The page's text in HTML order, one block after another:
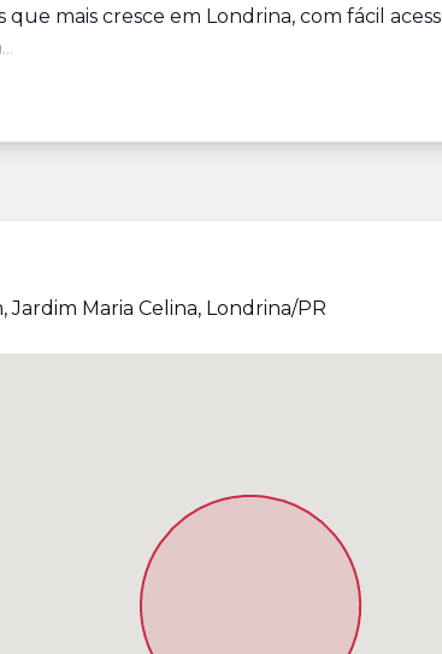
mais cresce em Londrina, com fácil
Jardim Maria Celina, Londrina/PR